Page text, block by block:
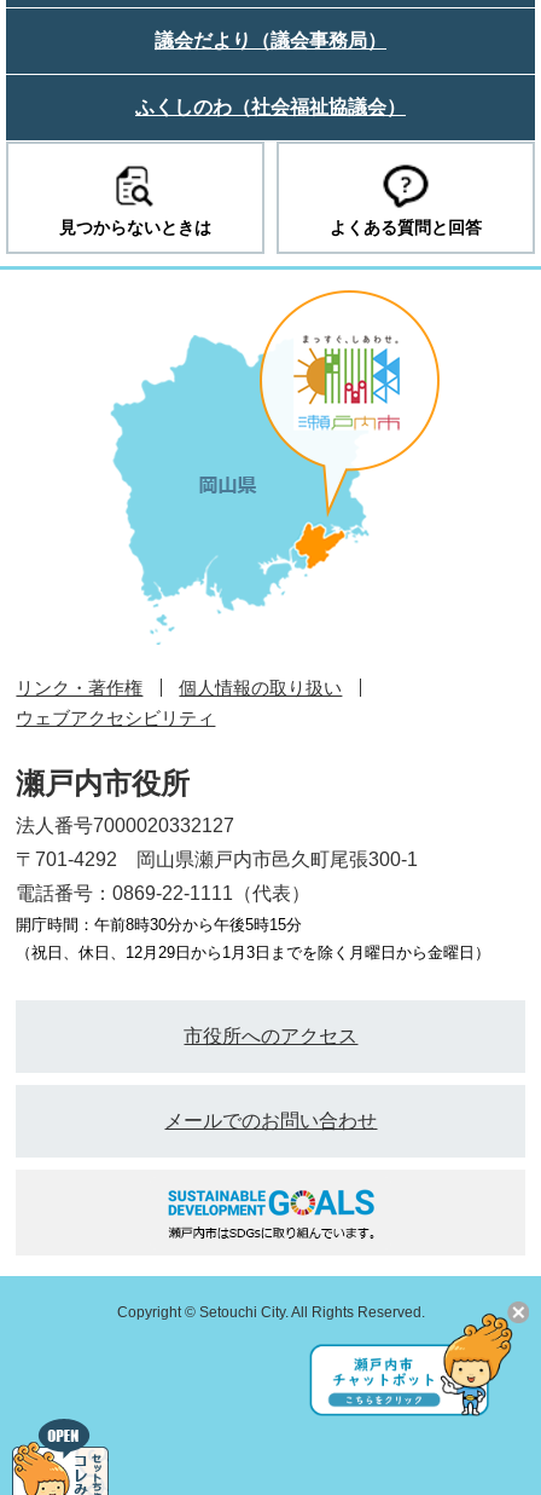
議会だより（議会事務局）
ふくしのわ（社会福祉協議会）
見つからないときは よくある質問と回答
リンク・著作権
個人情報の取り扱い
ウェブアクセシビリティ
瀬戸内市役所
法人番号7000020332127
〒701-4292 岡山県瀬戸内市邑久町尾張300-1
電話番号：0869-22-1111（代表）
開庁時間：午前8時30分から午後5時15分
（祝日、休日、12月29日から1月3日までを除く月曜日から金曜日）
市役所へのアクセス
メールでのお問い合わせ
Copyright © Setouchi City. All Rights Reserved.